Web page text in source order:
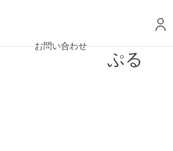
お問い合わせ
ぷる